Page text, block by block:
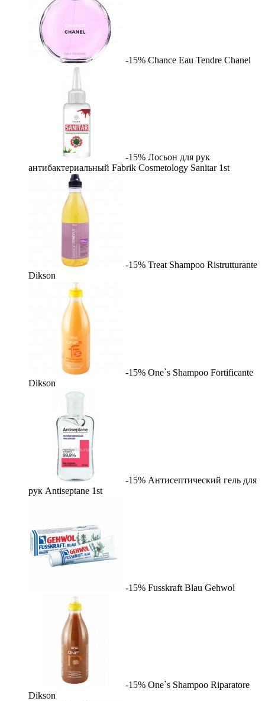
-15% Chance Eau Tendre Chanel
-15% Лосьон для рук
антибактериальный Fabrik Cosmetology Sanitar 1st
-15% Treat Shampoo Ristrutturante
Dikson
-15% One`s Shampoo Fortificante
Dikson
-15% Антисептический гель для
рук Antiseptane 1st
-15% Fusskraft Blau Gehwol
-15% One`s Shampoo Riparatore
Dikson